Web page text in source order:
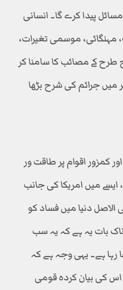
مسائل پیدا کرے گا۔ انسانی
مہنگائی، موسمی تغیرات،
کے مصائب کا سامنا کر
میں جرائم کی شرح بڑھا
کمزور اقوام پر طاقت ور
میں امریکا کی جانب
دنیا میں فساد کو
بات یہ ہے کہ یہ سب
رہا ہے۔ یہی وجہ ہے کہ
اس کی بیان کردہ قومی